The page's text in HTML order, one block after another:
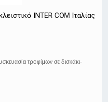
INTER COM Ιταλίας
τροφίμων σε δισκάκι-